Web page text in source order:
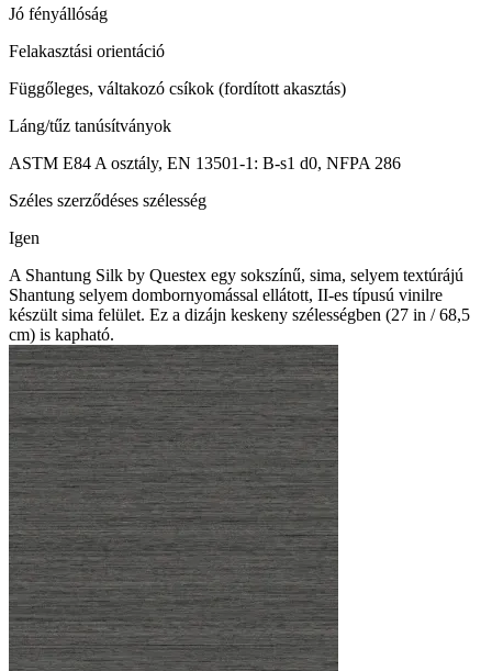
Jó fényállóság
Felakasztási orientáció
Függőleges, váltakozó csíkok (fordított akasztás)
Láng/tűz tanúsítványok
ASTM E84 A osztály, EN 13501-1: B-s1 d0, NFPA 286
Széles szerződéses szélesség
Igen
A Shantung Silk by Questex egy sokszínű, sima, selyem textúrájú
Shantung selyem dombornyomással ellátott, II-es típusú vinilre
készült sima felület. Ez a dizájn keskeny szélességben (27 in / 68,5
cm) is kapható.